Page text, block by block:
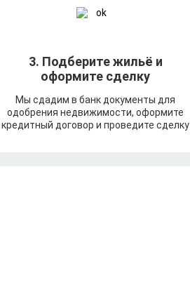
3. Подберите жильё и
оформите сделку
Мы сдадим в банк документы для
одобрения недвижимости, оформите
кредитный договор и проведите сделку